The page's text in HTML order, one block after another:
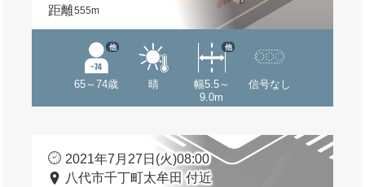
距離555m
65～74歳
他
晴
幅5.5～
9.0m
他
信号なし
2021年7月27日(火)08:00
八代市千丁町太牟田 付近